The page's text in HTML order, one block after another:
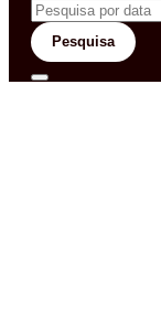
Pesquisa